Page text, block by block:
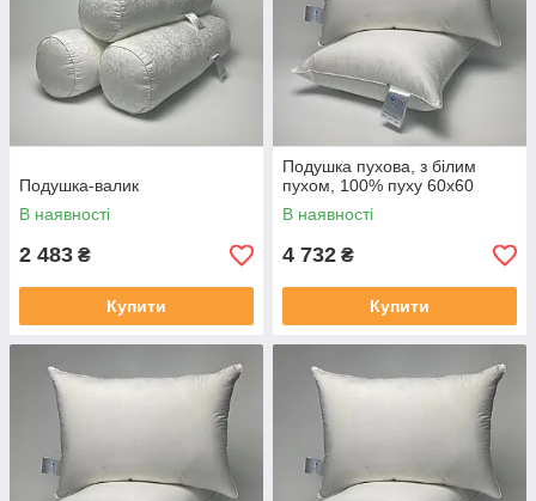
Подушка-валик
В наявності
2 483 ₴
Купити
Подушка пухова, з білим
пухом, 100% пуху 60x60
В наявності
4 732 ₴
Купити